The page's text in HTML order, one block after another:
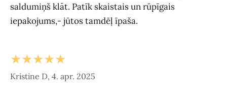
saldumiņš klāt. Patīk skaistais un rūpīgais
iepakojums,- jūtos tamdēļ īpaša.
★★★★★
Kristine D, 4. apr. 2025